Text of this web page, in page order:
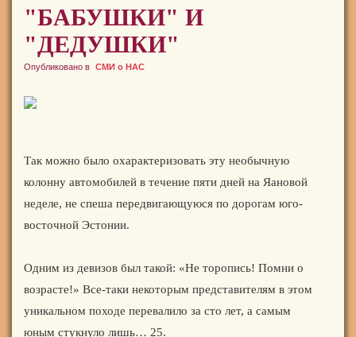
"БАБУШКИ" И
"ДЕДУШКИ"
Опубликовано в СМИ о НАС
Так можно было охарактеризовать эту необычную
колонну автомобилей в течение пяти дней на Яановой
неделе, не спеша передвигающуюся по дорогам юго-
восточной Эстонии.
Одним из девизов был такой: «Не торопись! Помни о
возрасте!» Все-таки некоторым представителям в этом
уникальном походе перевалило за сто лет, а самым
юным стукнуло лишь… 25.